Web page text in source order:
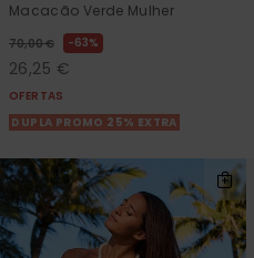
Macacão Verde Mulher
70,00 € 63%
26,25 €
OFERTAS
DUPLA PROMO 25% EXTRA